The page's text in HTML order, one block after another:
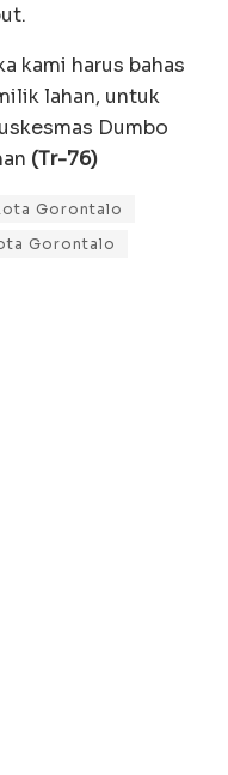
kami harus bahas
lahan, untuk
Dumbo
(Tr-76)
Gorontalo
Gorontalo